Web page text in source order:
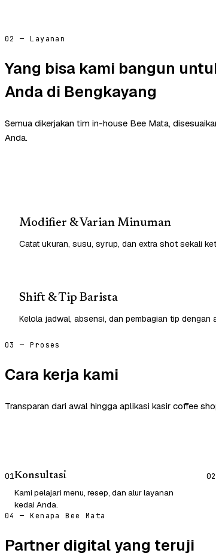
02 — Layanan
Yang bisa kami bangun
Anda di Bengkayang
Semua dikerjakan tim in-house Bee Mata,
Anda.
Modifier & Varian Minuman
Catat ukuran, susu, syrup, dan extra shot sekali
Shift & Tip Barista
Kelola jadwal, absensi, dan pembagian tip dengan
03 — Proses
Cara kerja kami
Transparan dari awal hingga aplikasi kasir coffee
01Konsultasi
Kami pelajari menu, resep, dan alur layanan
kedai Anda.
02
04 — Kenapa Bee Mata
Partner digital yang teruji